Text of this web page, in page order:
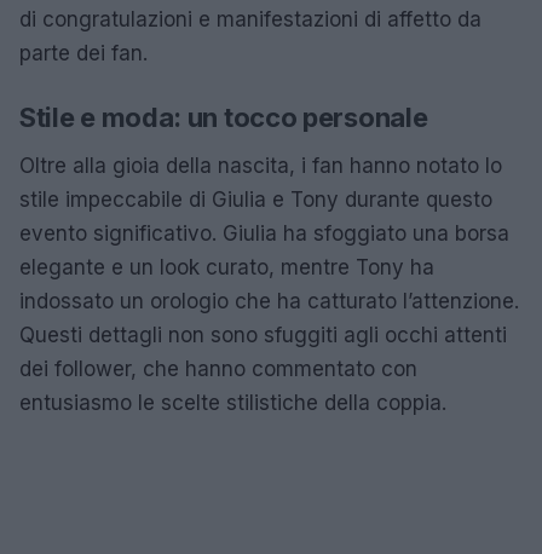
di congratulazioni e manifestazioni di affetto da
parte dei fan.
Stile e moda: un tocco personale
Oltre alla gioia della nascita, i fan hanno notato lo
stile impeccabile di Giulia e Tony durante questo
evento significativo. Giulia ha sfoggiato una borsa
elegante e un look curato, mentre Tony ha
indossato un orologio che ha catturato l’attenzione.
Questi dettagli non sono sfuggiti agli occhi attenti
dei follower, che hanno commentato con
entusiasmo le scelte stilistiche della coppia.